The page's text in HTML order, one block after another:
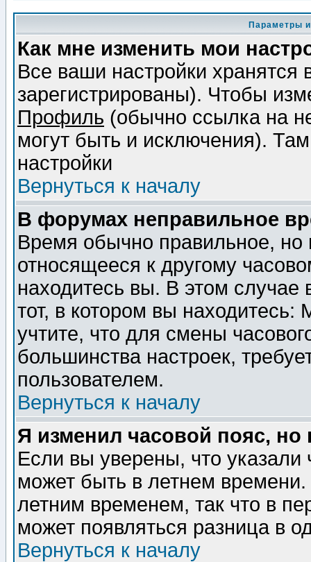
Параметры
Как мне изменить мои
Все ваши настройки
зарегистрированы). Чтобы
Профиль (обычно ссылка на
могут быть и исключения).
настройки
Вернуться к началу
В форумах неправильное
Время обычно правильное,
относящееся к другому
находитесь вы. В этом
тот, в котором вы
учтите, что для смены
большинства настроек,
пользователем.
Вернуться к началу
Я изменил часовой пояс,
Если вы уверены, что указали
может быть в летнем
летним временем, так что в
может появляться разница в
Вернуться к началу